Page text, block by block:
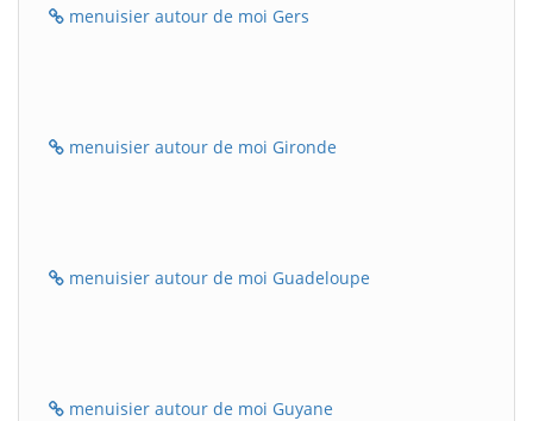
menuisier autour de moi Gers
menuisier autour de moi Gironde
menuisier autour de moi Guadeloupe
menuisier autour de moi Guyane